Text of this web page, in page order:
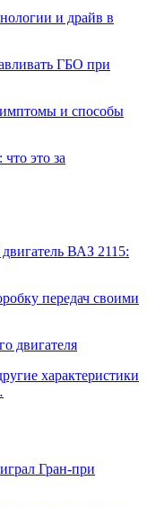
и драйв в
ГБО при
и способы
это за
ВАЗ 2115:
передач своими
двигателя
характеристики
Гран‑при